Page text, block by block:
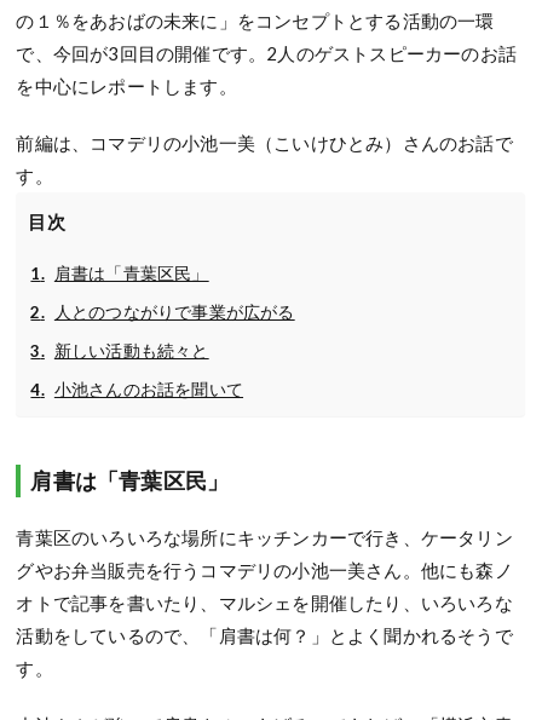
の１％をあおばの未来に」をコンセプトとする活動の一環
で、今回が3回目の開催です。2人のゲストスピーカーのお話
を中心にレポートします。
前編は、コマデリの小池一美（こいけひとみ）さんのお話で
す。
目次
肩書は「青葉区民」
人とのつながりで事業が広がる
新しい活動も続々と
小池さんのお話を聞いて
肩書は「青葉区民」
青葉区のいろいろな場所にキッチンカーで行き、ケータリン
グやお弁当販売を行うコマデリの小池一美さん。他にも森ノ
オトで記事を書いたり、マルシェを開催したり、いろいろな
活動をしているので、「肩書は何？」とよく聞かれるそうで
す。